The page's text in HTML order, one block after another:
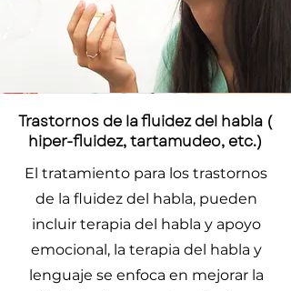
Trastornos de la fluidez del habla (
hiper-fluidez, tartamudeo, etc.)​
El tratamiento para los trastornos
de la fluidez del habla, pueden
incluir terapia del habla y apoyo
emocional, la terapia del habla y
lenguaje se enfoca en mejorar la